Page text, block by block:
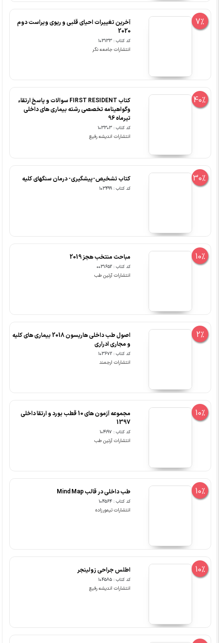
7%
آخرین تغییرات احیای قلبی و ریوی ویراست دوم
2020
کد کتاب : 103133
انتشارات جامعه نگر
40%
کتاب FIRST RESIDENT سوالات و پاسخ ارتقاء
وگواهینامه تخصصی رشته بیماری های داخلی
تیرماه 96
کد کتاب : 103303
انتشارات اندیشه رفیع
30% کتاب تشخیص-پیشگیری- درمان سنگهای کلیه
کد کتاب : 103499
10% مباحث منتخب هجز 2019
کد کتاب : 0031652
انتشارات آرتین طب
2%
اصول طب داخلی هاریسون 2018 بیماری های کلیه
و مجاری ادراری
کد کتاب : 103672
انتشارات ارجمند
10%
مجموعه آزمون های 10 قطب بورد و ارتقا داخلی
1397
کد کتاب : 104197
انتشارات آرتین طب
10% طب داخلی در قالب Mind Map
کد کتاب : 104564
انتشارات تیمورزاده
10% اطلس جراحی زولینجر
کد کتاب : 104585
انتشارات اندیشه رفیع